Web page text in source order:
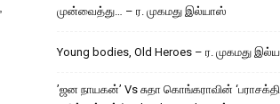
முன்வைத்து… – ர. முகமது இல்யாஸ்
Young bodies, Old Heroes – ர. முகமது
’ஜன நாயகன்’ Vs சுதா கொங்கராவின்